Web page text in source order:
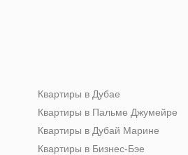
Квартиры в Дубае
Квартиры в Пальме Джумейре
Квартиры в Дубай Марине
Квартиры в Бизнес-Бэе